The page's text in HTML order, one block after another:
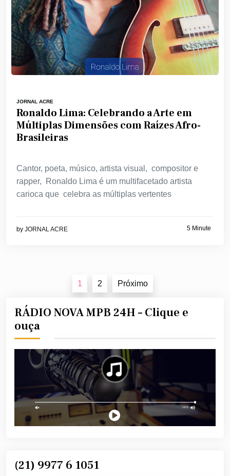
JORNAL ACRE
Ronaldo Lima: Celebrando a Arte em
Múltiplas Dimensões com Raízes Afro-
Brasileiras
Cantor, poeta, músico, artista visual, compositor e
rapper, Ronaldo Lima é um multifacetado artista
carioca que celebra as múltiplas vertentes
by JORNAL ACRE 5 Minute
Navegação
posts
1 2 Próximo
RÁDIO NOVA MPB 24H – Clique e
ouça
(21) 9977 6 1051